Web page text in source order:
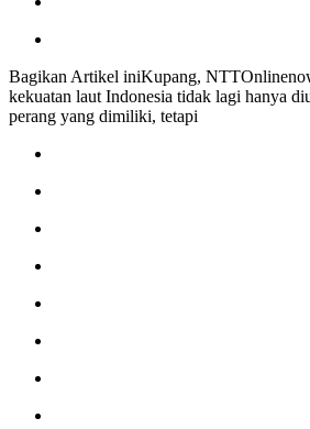
Bagikan Artikel iniKupang,
kekuatan laut Indonesia tidak lagi hanya
perang yang dimiliki, tetapi